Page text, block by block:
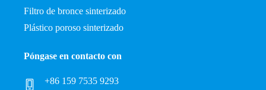
Filtro de bronce sinterizado
Plástico poroso sinterizado
Póngase en contacto con
+86 159 7535 9293